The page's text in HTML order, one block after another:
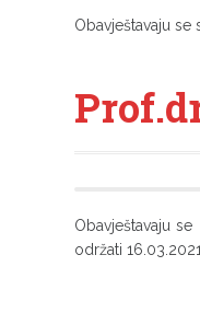
Obavještavaju
Obavještavaju
održati